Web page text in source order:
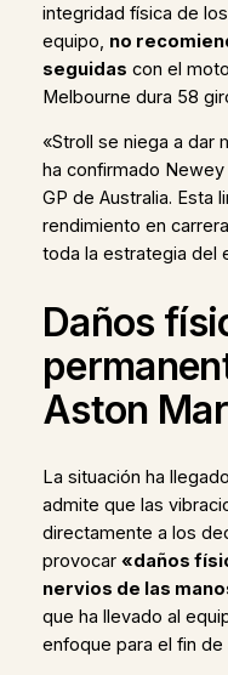
integridad física de
equipo, no
seguidas con el
Melbourne dura 58
«Stroll se niega a dar
ha confirmado
GP de Australia. Esta
rendimiento en
toda la estrategia del
Daños
Aston
La situación ha
admite que las
directamente a los
provocar «daños
nervios de las
que ha llevado al
enfoque para el fin de